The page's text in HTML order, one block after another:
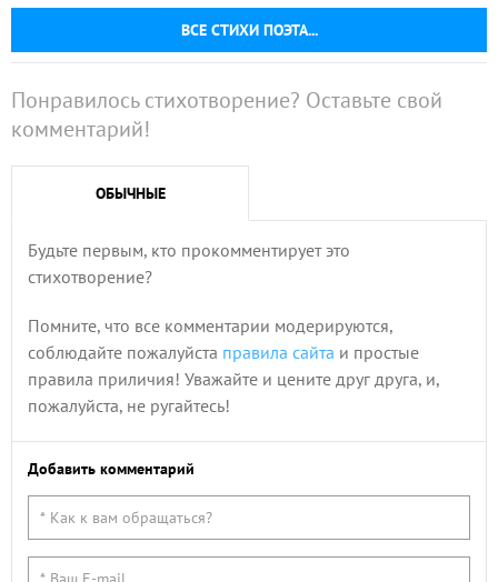
ВСЕ СТИХИ ПОЭТА...
Понравилось стихотворение? Оставьте свой
комментарий!
ОБЫЧНЫЕ
Будьте первым, кто прокомментирует это
стихотворение?
Помните, что все комментарии модерируются,
соблюдайте пожалуйста правила сайта и простые
правила приличия! Уважайте и цените друг друга, и,
пожалуйста, не ругайтесь!
Добавить комментарий